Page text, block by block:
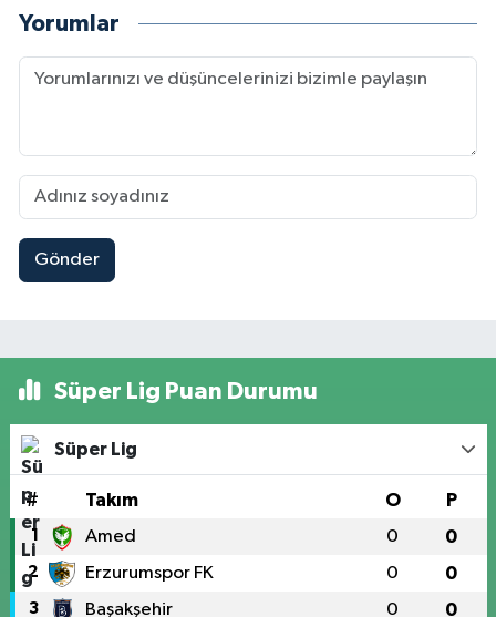
Yorumlar
Gönder
Süper Lig Puan Durumu
Süper Lig
# Takım O P
1 Amed 0 0
2 Erzurumspor FK 0 0
3 Başakşehir 0 0